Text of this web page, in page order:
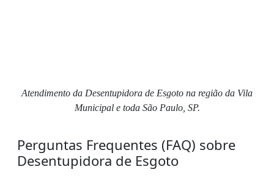
Atendimento da Desentupidora de Esgoto na região da Vila
Municipal e toda São Paulo, SP.
Perguntas Frequentes (FAQ) sobre
Desentupidora de Esgoto